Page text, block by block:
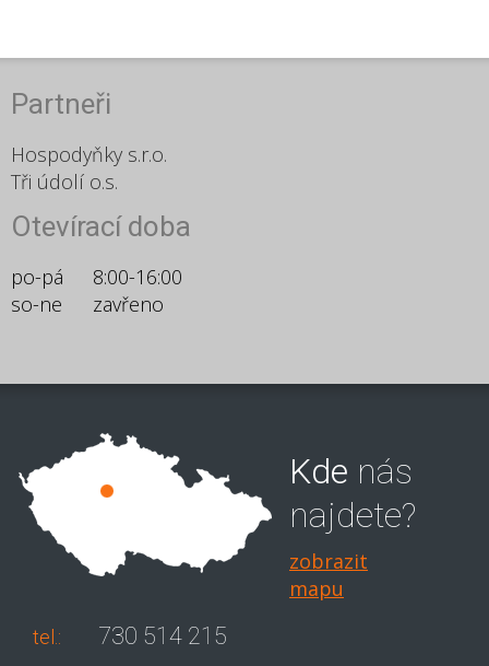
Partneři
Hospodyňky s.r.o.
Tři údolí o.s.
Otevírací doba
po-pá
8:00-16:00
so-ne
zavřeno
Kde nás
najdete?
zobrazit
mapu
tel.: 730 514 215